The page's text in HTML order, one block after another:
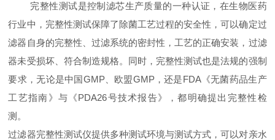
完整性测试是控制滤芯生产质量的一种认证，在生物医药
行业中，完整性测试保障了除菌工艺过程的安全性，可以确定过
滤器自身的完整性、过滤系统的密封性，工艺的正确安装，过滤
器未受损坏、符合制造规格。 同时，完整性测试也是法规的强制
要求，无论是中国GMP、欧盟GMP，还是FDA《无菌药品生产
工艺指南》与《PDA26号技术报告》，都明确提出完整性检
测。
过滤器完整性测试仪提供多种测试环境与测试方式，可以对亲水